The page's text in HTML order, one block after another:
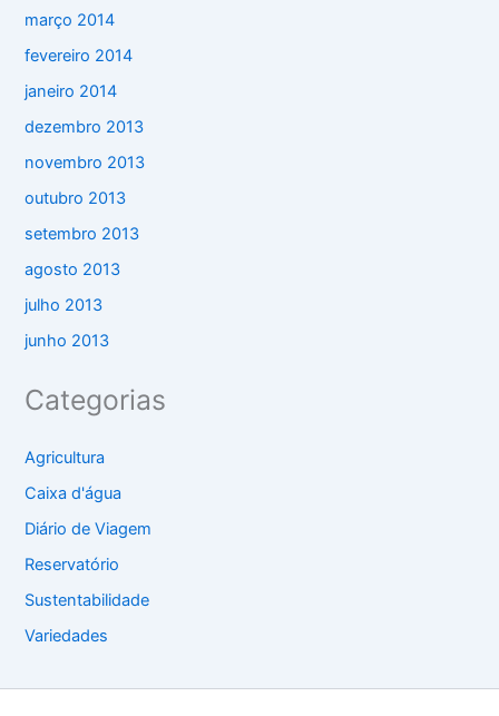
março 2014
fevereiro 2014
janeiro 2014
dezembro 2013
novembro 2013
outubro 2013
setembro 2013
agosto 2013
julho 2013
junho 2013
Categorias
Agricultura
Caixa d'água
Diário de Viagem
Reservatório
Sustentabilidade
Variedades